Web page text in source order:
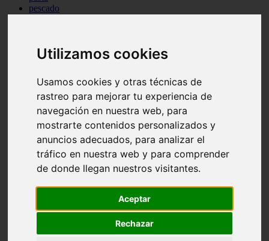
Utilizamos cookies
Usamos cookies y otras técnicas de
rastreo para mejorar tu experiencia de
navegación en nuestra web, para
mostrarte contenidos personalizados y
anuncios adecuados, para analizar el
tráfico en nuestra web y para comprender
de donde llegan nuestros visitantes.
Aceptar
Rechazar
pescado
tag
venezuela
vocabulario de cocina
Madrid - pozuelo-de-alarcón
Teruel - sarrión
Cádiz - algodonales
Illes-balears - inca
Madrid - madrid
Málaga - torremolinos
Asturias - oviedo
Cádiz - el-puerto-de-santa-maría
Toledo - illescas
Málaga - marbella
Barcelona - barcelona